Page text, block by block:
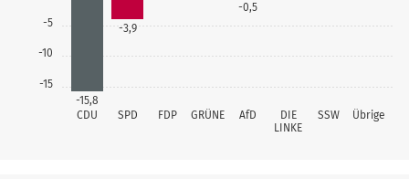
-15
-10
-5
CDU SPD FDP GRÜNE AfD
DIE
LINKE
SSW Übrige
-15,8
-3,9
-0,5